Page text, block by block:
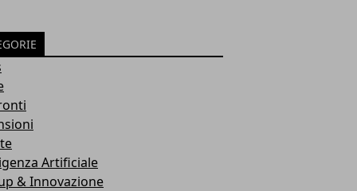
Artificiale
& Innovazione